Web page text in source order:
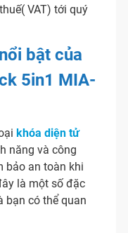
VAT) tới quý
bật của
5in1 MIA-
khóa diện tử
năng và công
bảo an toàn khi
là một số đặc
bạn có thể quan